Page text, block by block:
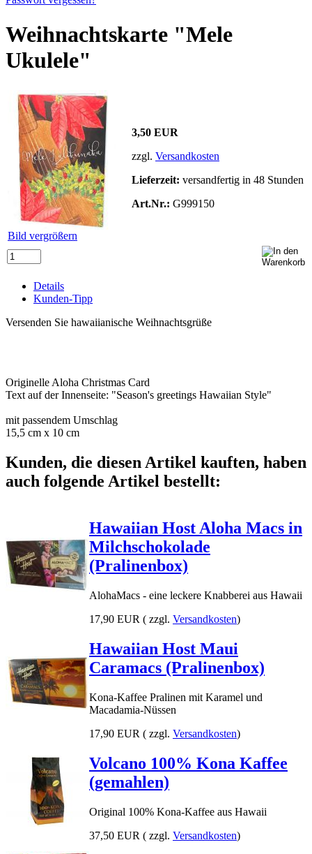
Weihnachtskarte "Mele
Ukulele"
Bild vergrößern
3,50 EUR
zzgl. Versandkosten
Lieferzeit: versandfertig in 48 Stunden
Art.Nr.: G999150
Details
Kunden-Tipp
Versenden Sie hawaiianische Weihnachtsgrüße
Originelle Aloha Christmas Card
Text auf der Innenseite: "Season's greetings Hawaiian Style"
mit passendem Umschlag
15,5 cm x 10 cm
Kunden, die diesen Artikel kauften, haben
auch folgende Artikel bestellt:
Hawaiian Host Aloha Macs in
Milchschokolade
(Pralinenbox)
AlohaMacs - eine leckere Knabberei aus Hawaii
17,90 EUR ( zzgl. Versandkosten)
Hawaiian Host Maui
Caramacs (Pralinenbox)
Kona-Kaffee Pralinen mit Karamel und
Macadamia-Nüssen
17,90 EUR ( zzgl. Versandkosten)
Volcano 100% Kona Kaffee
(gemahlen)
Original 100% Kona-Kaffee aus Hawaii
37,50 EUR ( zzgl. Versandkosten)